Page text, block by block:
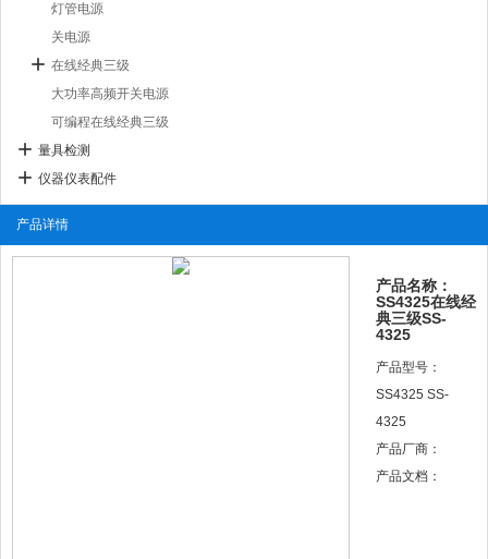
灯管电源
关电源
在线经典三级
大功率高频开关电源
可编程在线经典三级
量具检测
仪器仪表配件
产品详情
产品名称：
SS4325在线经
典三级SS-
4325
产品型号：
SS4325 SS-
4325
产品厂商：
产品文档：